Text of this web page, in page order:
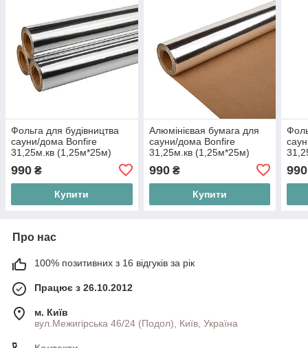
Фольга для будівництва
сауни/дома Bonfire
31,25м.кв (1,25м*25м)
990 ₴
Купити
Алюмінієвая бумага для
сауни/дома Bonfire
31,25м.кв (1,25м*25м)
990₴
Купити
990
Про нас
100% позитивних з 16 відгуків за рік
Працює з 26.10.2012
м. Київ
вул.Межигірська 46/24 (Подол), Київ, Україна